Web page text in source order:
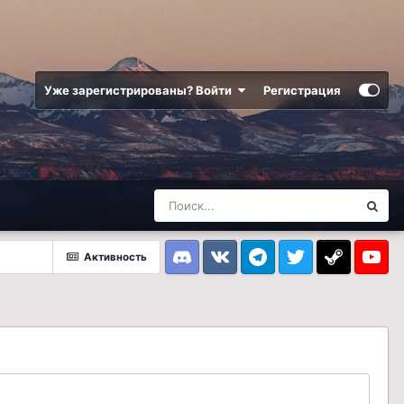
Уже зарегистрированы? Войти Регистрация
Активность
DiscordVK TelegramTwitter Steam